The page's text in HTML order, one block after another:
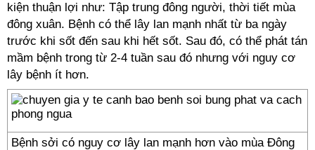
kiện thuận lợi như: Tập trung đông người, thời tiết mùa
đông xuân. Bệnh có thể lây lan mạnh nhất từ ba ngày
trước khi sốt đến sau khi hết sốt. Sau đó, có thể phát tán
mầm bệnh trong từ 2-4 tuần sau đó nhưng với nguy cơ
lây bệnh ít hơn.
Bệnh sởi có nguy cơ lây lan mạnh hơn vào mùa Đông